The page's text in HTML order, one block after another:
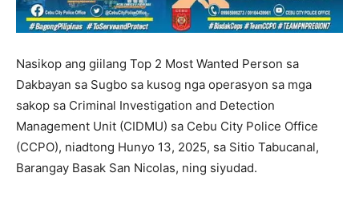
Nasikop ang giilang Top 2 Most Wanted Person sa
Dakbayan sa Sugbo sa kusog nga operasyon sa mga
sakop sa Criminal Investigation and Detection
Management Unit (CIDMU) sa Cebu City Police Office
(CCPO), niadtong Hunyo 13, 2025, sa Sitio Tabucanal,
Barangay Basak San Nicolas, ning siyudad.